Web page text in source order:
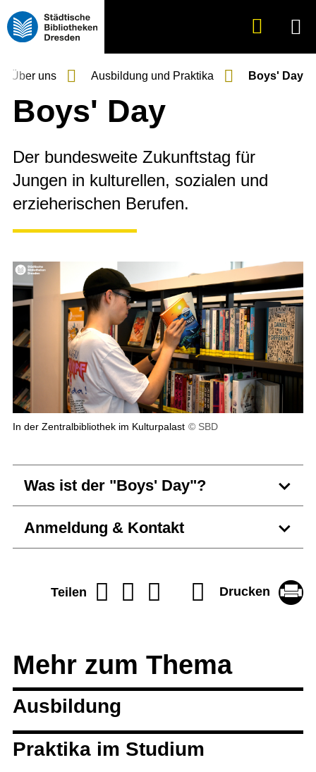
Suche
Menü
Über uns Ausbildung und Praktika Boys' Day
Boys' Day
Der bundesweite Zukunftstag für
Jungen in kulturellen, sozialen und
erzieherischen Berufen.
In der Zentralbibliothek im Kulturpalast © SBD
Was ist der "Boys' Day"?
Anmeldung & Kontakt
Teilen Drucken
Mehr zum Thema
Ausbildung
Praktika im Studium